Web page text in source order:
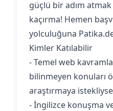
güçlü bir adım
kaçırma! Hemen
yolculuğuna
Kimler Katılabilir
- Temel web
bilinmeyen konuları
araştırmaya
- İngilizce konuşma